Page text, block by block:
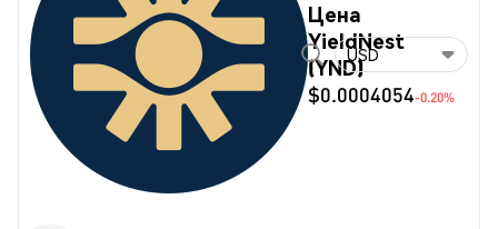
Цена
YieldNest
(YND)
$0.0004054-0.20%
USD